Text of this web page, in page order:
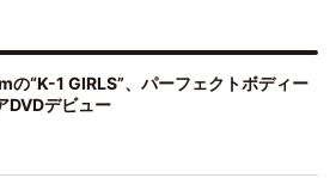
の“K-1 GIRLS”、パーフェクトボディー
DVDデビュー